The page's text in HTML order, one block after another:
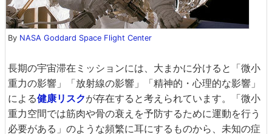
By NASA Goddard Space Flight Center
長期の宇宙滞在ミッションには、大まかに分けると「微小
重力の影響」「放射線の影響」「精神的・心理的な影響」
による健康リスクが存在すると考えられています。「微小
重力空間では筋肉や骨の衰えを予防するために運動を行う
必要がある」のような頻繁に耳にするものから、未知の症